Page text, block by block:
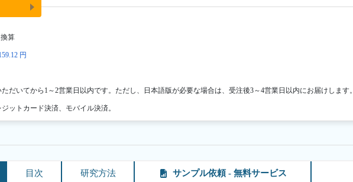
算
円
だいてから1～2営業日以内です。ただし、日本語版が必要な場合は、受注後3～4営業日以内にお届けします。
ットカード決済、モバイル決済。
目次 研究方法 サンプル依頼 - 無料サービス